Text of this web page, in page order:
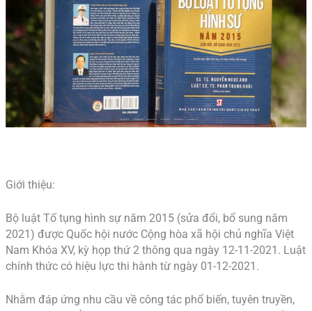
Giới thiệu:
Bộ luật Tố tụng hình sự năm 2015 (sửa đổi, bổ sung năm
2021) được Quốc hội nước Cộng hòa xã hội chủ nghĩa Việt
Nam Khóa XV, kỳ họp thứ 2 thông qua ngày 12-11-2021. Luật
chính thức có hiệu lực thi hành từ ngày 01-12-2021.
Nhằm đáp ứng nhu cầu về công tác phổ biến, tuyên truyền,